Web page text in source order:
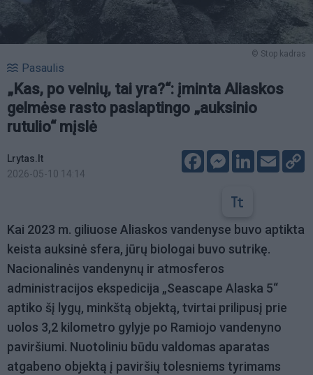
© Stop kadras
Pasaulis
„Kas, po velnių, tai yra?“: įminta Aliaskos
gelmėse rasto paslaptingo „auksinio
rutulio“ mįslė
Lrytas.lt
2026-05-10 14:14
FacebookMessenger
LinkedIn
Email
Kai 2023 m. giliuose Aliaskos vandenyse buvo aptikta
keista auksinė sfera, jūrų biologai buvo sutrikę.
Nacionalinės vandenynų ir atmosferos
administracijos ekspedicija „Seascape Alaska 5“
aptiko šį lygų, minkštą objektą, tvirtai prilipusį prie
uolos 3,2 kilometro gylyje po Ramiojo vandenyno
paviršiumi. Nuotoliniu būdu valdomas aparatas
atgabeno objektą į paviršių tolesniems tyrimams